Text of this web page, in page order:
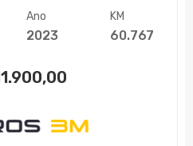
Ano
2023
KM
60.767